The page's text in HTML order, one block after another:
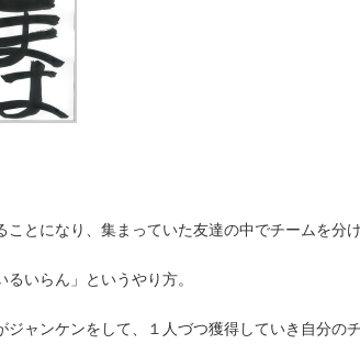
ことになり、集まっていた友達の中でチームを分け
いらん」というやり方。
ャンケンをして、１人づつ獲得していき自分の